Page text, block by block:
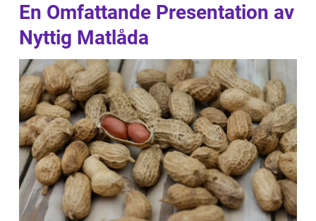
En Omfattande Presentation av
Nyttig Matlåda